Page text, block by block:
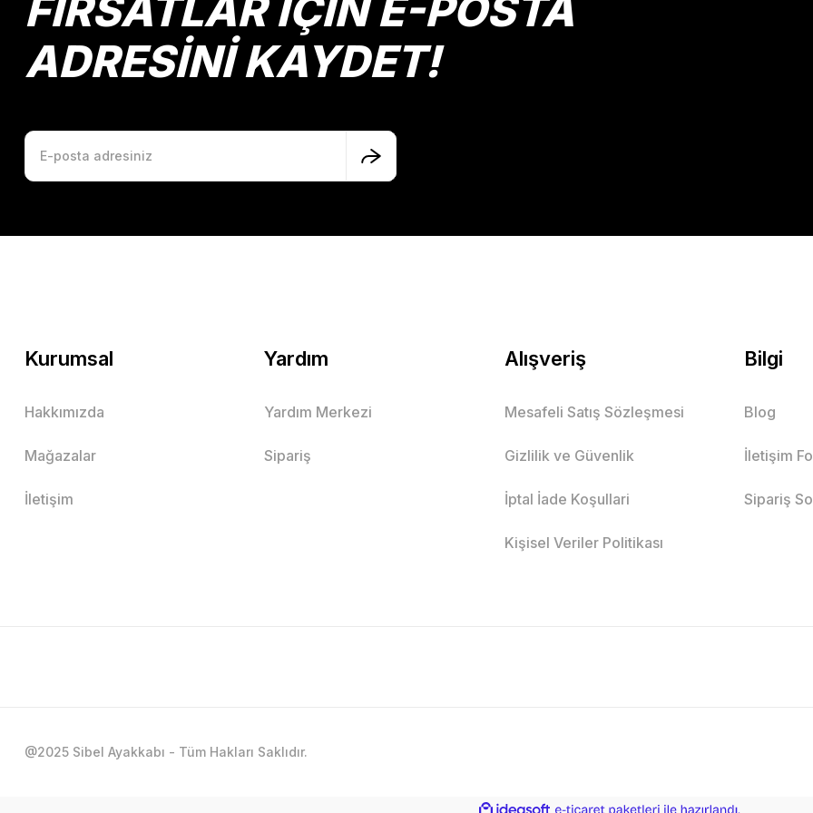
ADRESİNİ KAYDET!
Kurumsal
Hakkımızda
Mağazalar
İletişim
Yardım
Yardım Merkezi
Sipariş
Alışveriş
Mesafeli Satış Sözleşmesi
Gizlilik ve Güvenlik
İptal İade Koşullari
Kişisel Veriler Politikası
Bilgi
Blog
İletişim
Sipariş
@2025 Sibel Ayakkabı - Tüm Hakları Saklıdır.
ideasoft e-